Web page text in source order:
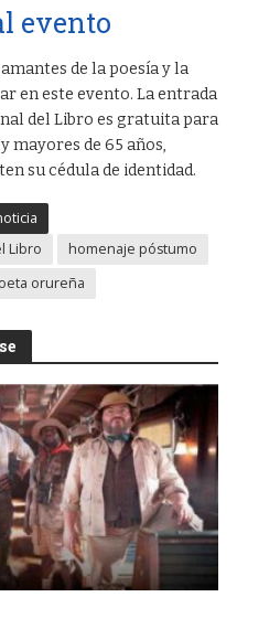
evento
de la poesía y la
en este evento. La entrada
del Libro es gratuita para
mayores de 65 años,
su cédula de identidad.
Libro
homenaje póstumo
orureña